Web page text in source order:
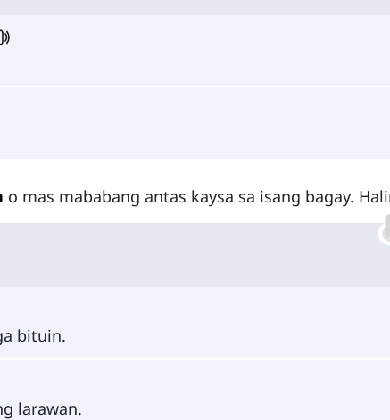
o mas mababang antas kaysa sa isang bagay.
bituin.
larawan.